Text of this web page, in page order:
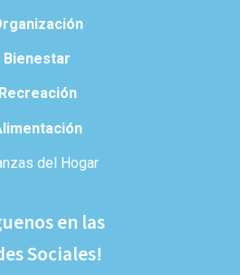
Bienestar
Recreación
del Hogar
en las
Sociales!